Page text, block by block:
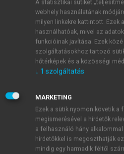
SAJÁT FIÓKKAL
A statisztikai sütiket
webhely használatának
milyen linkekre kattintott.
használhatóak, mivel az
funkcióinak javítása. Ezek
szolgáltatásokhoz tartozó
hőtérképek és a közösségi
↓ 1 szolgáltatás
MARKETING
Ezek a sütik nyomon követik a
megismerésével a hirdetők
a felhasználó hány
hirdetőkkel is megoszthatják
mindig egy harmadik féltől